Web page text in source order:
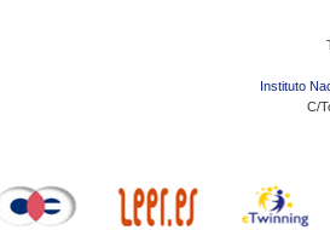
Instituto
C/